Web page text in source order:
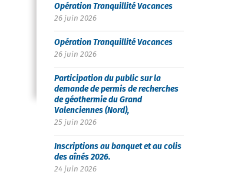
Opération Tranquillité Vacances
26 juin 2026
Opération Tranquillité Vacances
26 juin 2026
Participation du public sur la
demande de permis de recherches
de géothermie du Grand
Valenciennes (Nord),
25 juin 2026
Inscriptions au banquet et au colis
des aînés 2026.
24 juin 2026